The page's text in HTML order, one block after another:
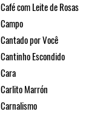
Café com Leite de Rosas
Campo
Cantado por Você
Cantinho Escondido
Cara
Carlito Marrón
Carnalismo